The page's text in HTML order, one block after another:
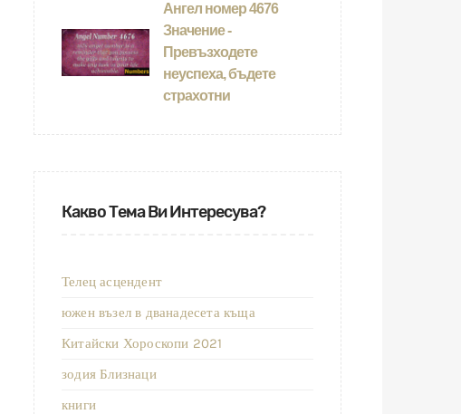
Ангел номер 4676
Значение -
Превъзходете
неуспеха, бъдете
страхотни
Какво Тема Ви Интересува?
Телец асцендент
южен възел в дванадесета къща
Китайски Хороскопи 2021
зодия Близнаци
книги